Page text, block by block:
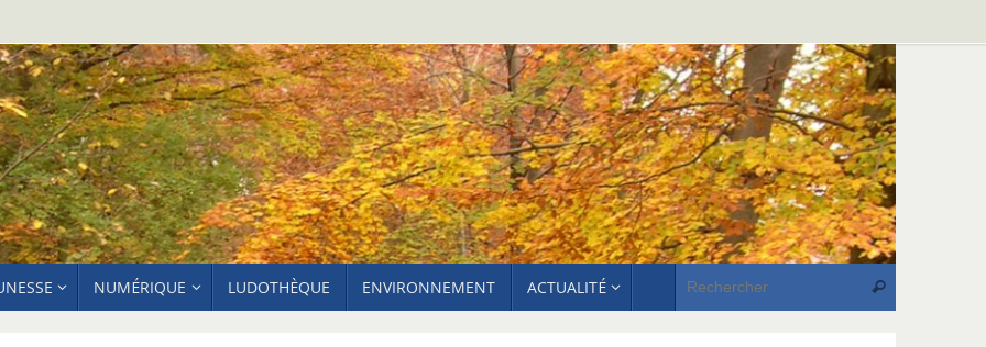
NUMÉRIQUE LUDOTHÈQUE ENVIRONNEMENT ACTUALITÉ Rechercher